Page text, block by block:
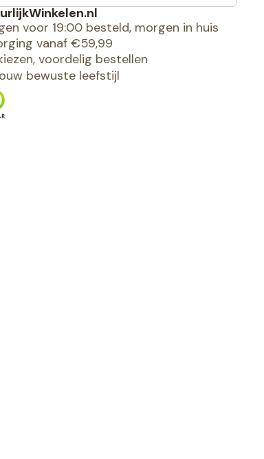
voor 19:00 besteld, morgen in huis
vanaf €59,99
voordelig bestellen
bewuste leefstijl